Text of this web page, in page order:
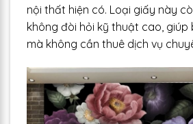
nội thất hiện có. Loại giấy này
không đòi hỏi kỹ thuật cao,
mà không cần thuê dịch vụ